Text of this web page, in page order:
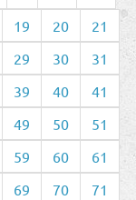
19 20
21
29 30
31
39 40
41
49 50
51
59 60
61
69 70
71